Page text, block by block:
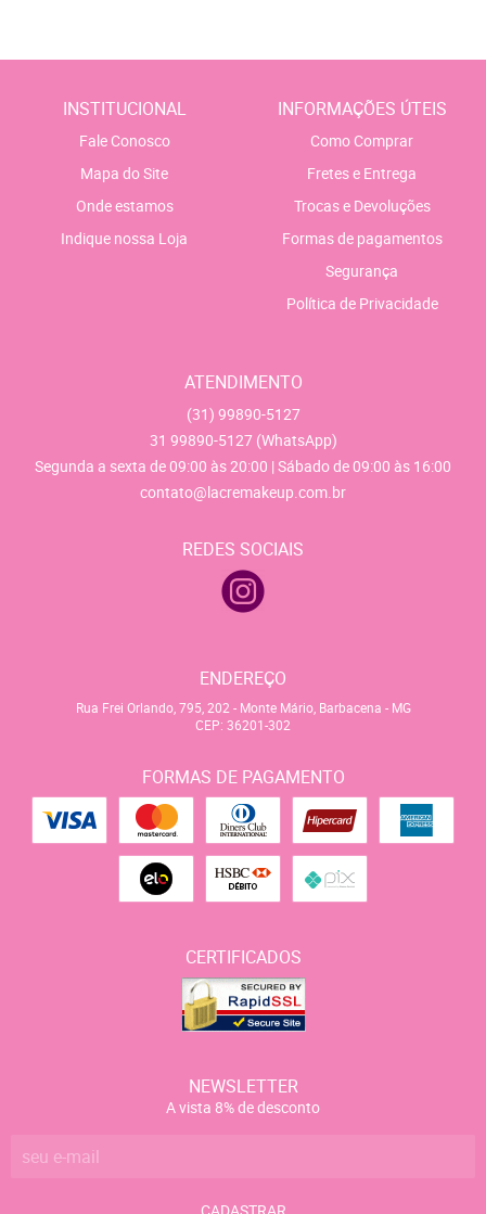
INSTITUCIONAL
Fale Conosco
Mapa do Site
Onde estamos
Indique nossa Loja
INFORMAÇÕES ÚTEIS
Como Comprar
Fretes e Entrega
Trocas e Devoluções
Formas de pagamentos
Segurança
Política de Privacidade
ATENDIMENTO
(31) 99890-5127
31 99890-5127 (WhatsApp)
Segunda a sexta de 09:00 às 20:00 | Sábado de 09:00 às 16:00
contato@lacremakeup.com.br
REDES SOCIAIS
ENDEREÇO
Rua Frei Orlando, 795, 202 - Monte Mário, Barbacena - MG
CEP: 36201-302
FORMAS DE PAGAMENTO
CERTIFICADOS
NEWSLETTER
A vista 8% de desconto
CADASTRAR